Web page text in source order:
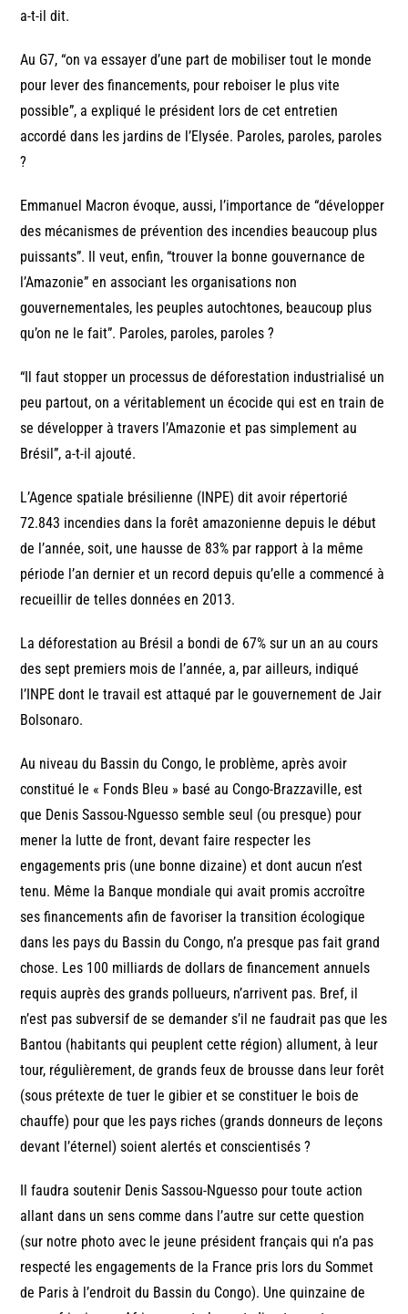
a-t-il dit.
Au G7, “on va essayer d’une part de mobiliser tout le monde
pour lever des financements, pour reboiser le plus vite
possible”, a expliqué le président lors de cet entretien
accordé dans les jardins de l’Elysée. Paroles, paroles, paroles
?
Emmanuel Macron évoque, aussi, l’importance de “développer
des mécanismes de prévention des incendies beaucoup plus
puissants”. Il veut, enfin, “trouver la bonne gouvernance de
l’Amazonie” en associant les organisations non
gouvernementales, les peuples autochtones, beaucoup plus
qu’on ne le fait”. Paroles, paroles, paroles ?
“Il faut stopper un processus de déforestation industrialisé un
peu partout, on a véritablement un écocide qui est en train de
se développer à travers l’Amazonie et pas simplement au
Brésil”, a-t-il ajouté.
L’Agence spatiale brésilienne (INPE) dit avoir répertorié
72.843 incendies dans la forêt amazonienne depuis le début
de l’année, soit, une hausse de 83% par rapport à la même
période l’an dernier et un record depuis qu’elle a commencé à
recueillir de telles données en 2013.
La déforestation au Brésil a bondi de 67% sur un an au cours
des sept premiers mois de l’année, a, par ailleurs, indiqué
l’INPE dont le travail est attaqué par le gouvernement de Jair
Bolsonaro.
Au niveau du Bassin du Congo, le problème, après avoir
constitué le « Fonds Bleu » basé au Congo-Brazzaville, est
que Denis Sassou-Nguesso semble seul (ou presque) pour
mener la lutte de front, devant faire respecter les
engagements pris (une bonne dizaine) et dont aucun n’est
tenu. Même la Banque mondiale qui avait promis accroître
ses financements afin de favoriser la transition écologique
dans les pays du Bassin du Congo, n’a presque pas fait grand
chose. Les 100 milliards de dollars de financement annuels
requis auprès des grands pollueurs, n’arrivent pas. Bref, il
n’est pas subversif de se demander s’il ne faudrait pas que les
Bantou (habitants qui peuplent cette région) allument, à leur
tour, régulièrement, de grands feux de brousse dans leur forêt
(sous prétexte de tuer le gibier et se constituer le bois de
chauffe) pour que les pays riches (grands donneurs de leçons
devant l’éternel) soient alertés et conscientisés ?
Il faudra soutenir Denis Sassou-Nguesso pour toute action
allant dans un sens comme dans l’autre sur cette question
(sur notre photo avec le jeune président français qui n’a pas
respecté les engagements de la France pris lors du Sommet
de Paris à l’endroit du Bassin du Congo). Une quinzaine de